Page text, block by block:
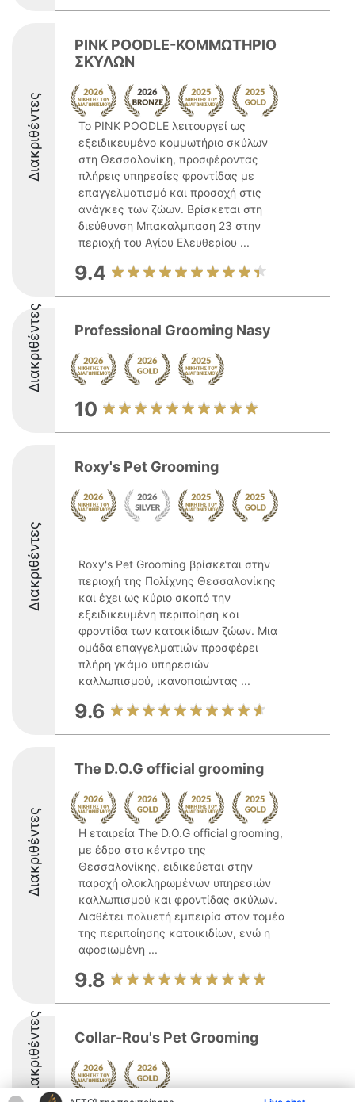
Διακριθέντες
PINK POODLE-ΚΟΜΜΩΤΗΡΙΟ
ΣΚΥΛΩΝ
Το PINK POODLE λειτουργεί ως
εξειδικευμένο κομμωτήριο σκύλων
στη Θεσσαλονίκη, προσφέροντας
πλήρεις υπηρεσίες φροντίδας με
επαγγελματισμό και προσοχή στις
ανάγκες των ζώων. Βρίσκεται στη
διεύθυνση Μπακαλμπαση 23 στην
περιοχή του Αγίου Ελευθερίου ...
9.4
Διακριθέντες Professional Grooming Nasy
10
Διακριθέντες
Roxy's Pet Grooming
Roxy's Pet Grooming βρίσκεται στην
περιοχή της Πολίχνης Θεσσαλονίκης
και έχει ως κύριο σκοπό την
εξειδικευμένη περιποίηση και
φροντίδα των κατοικίδιων ζώων. Μια
ομάδα επαγγελματιών προσφέρει
πλήρη γκάμα υπηρεσιών
καλλωπισμού, ικανοποιώντας ...
9.6
Διακριθέντες
The D.O.G official grooming
Η εταιρεία The D.O.G official grooming,
με έδρα στο κέντρο της
Θεσσαλονίκης, ειδικεύεται στην
παροχή ολοκληρωμένων υπηρεσιών
καλλωπισμού και φροντίδας σκύλων.
Διαθέτει πολυετή εμπειρία στον τομέα
της περιποίησης κατοικιδίων, ενώ η
αφοσιωμένη ...
9.8
Διακριθέντες Collar-Rou's Pet Grooming